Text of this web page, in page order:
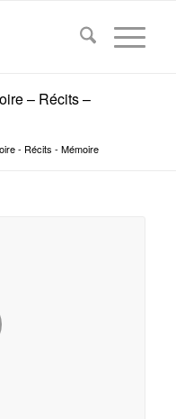
– Récits –
- Récits - Mémoire